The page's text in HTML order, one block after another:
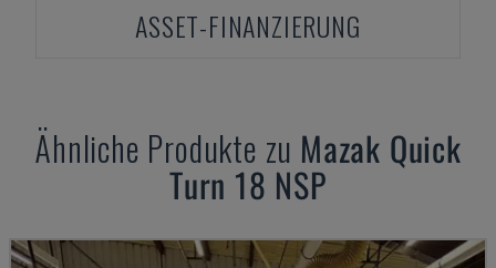
ASSET-FINANZIERUNG
Ähnliche Produkte zu Mazak Quick
Turn 18 NSP